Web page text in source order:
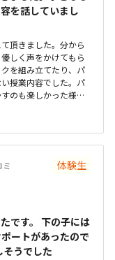
を話していまし
頂きました。分から
しく声をかけてもら
を組み立てたり、パ
授業内容でした。パ
のも楽しかった様で
境です。建物の隣に駐
清潔感のある教室
明るかったです。今
ングはこのくらいな
してました。先生も
した。
体験生
です。 下の子には
ートがあったので
そうでした